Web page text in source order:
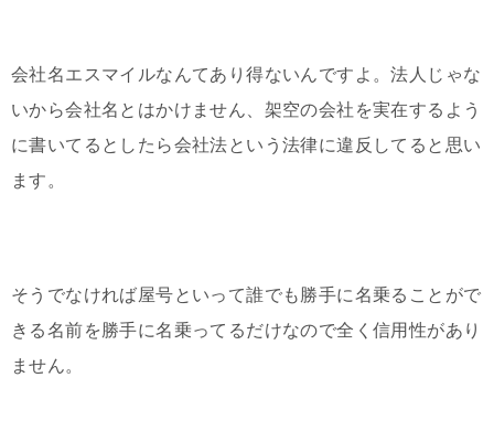
会社名エスマイルなんてあり得ないんですよ。法人じゃな
いから会社名とはかけません、架空の会社を実在するよう
に書いてるとしたら会社法という法律に違反してると思い
ます。
そうでなければ屋号といって誰でも勝手に名乗ることがで
きる名前を勝手に名乗ってるだけなので全く信用性があり
ません。